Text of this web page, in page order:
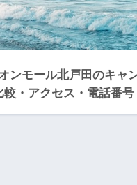
ンモール北戸田のキャ
較・アクセス・電話番号